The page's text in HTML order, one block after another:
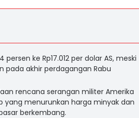
ke Rp17.012 per dolar AS, meski
pada akhir perdagangan Rabu
rencana serangan militer Amerika
yang menurunkan harga minyak dan
berkembang.